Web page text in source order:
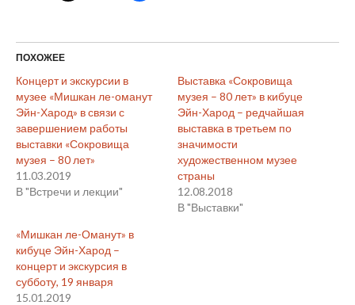
ПОХОЖЕЕ
Концерт и экскурсии в
музее «Мишкан ле-оманут
Эйн-Харод» в связи с
завершением работы
выставки «Сокровища
музея – 80 лет»
11.03.2019
В "Встречи и лекции"
Выставка «Сокровища
музея – 80 лет» в кибуце
Эйн-Харод – редчайшая
выставка в третьем по
значимости
художественном музее
страны
12.08.2018
В "Выставки"
«Мишкан ле-Оманут» в
кибуце Эйн-Харод –
концерт и экскурсия в
субботу, 19 января
15.01.2019